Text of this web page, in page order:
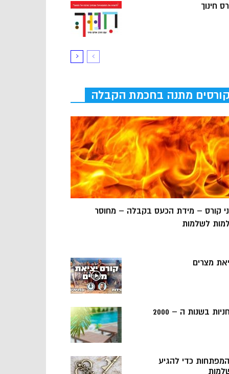
חינוך
קורסים מתנה בחכמת הקבלה
קורס – מידת הכעס בקבלה – מחוסר
לשלמות
מצרים
בשנות ה – 2000
5 המפתחות כדי להגיע